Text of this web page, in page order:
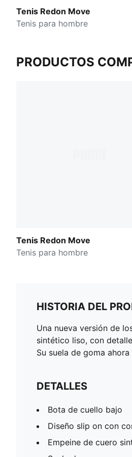
Tenis Redon Move
Tenis para hombre
PRODUCTOS
Tenis Redon Move
Tenis para hombre
HISTORIA DEL
Una nueva versión de
sintético liso, con
Su suela de goma
DETALLES
Bota de cuello bajo
Diseño slip on con
Empeine de cuero